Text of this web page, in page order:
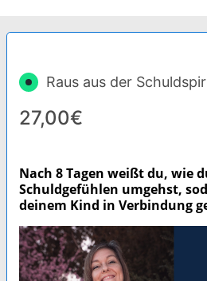
Raus aus der
27,00€
Nach 8 Tagen weißt du, wie
Schuldgefühlen umgehst,
deinem Kind in Verbindung